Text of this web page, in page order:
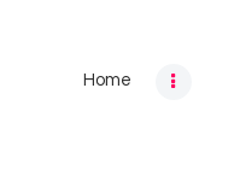
Home